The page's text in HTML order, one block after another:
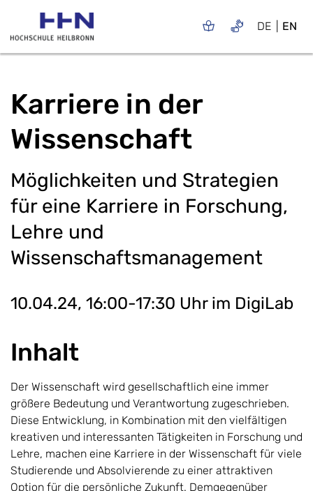
DE EN
Karriere in der
Wissenschaft
Möglichkeiten und Strategien
für eine Karriere in Forschung,
Lehre und
Wissenschaftsmanagement
10.04.24, 16:00-17:30 Uhr im DigiLab
Inhalt
Der Wissenschaft wird gesellschaftlich eine immer
größere Bedeutung und Verantwortung zugeschrieben.
Diese Entwicklung, in Kombination mit den vielfältigen
kreativen und interessanten Tätigkeiten in Forschung und
Lehre, machen eine Karriere in der Wissenschaft für viele
Studierende und Absolvierende zu einer attraktiven
Option für die persönliche Zukunft. Demgegenüber